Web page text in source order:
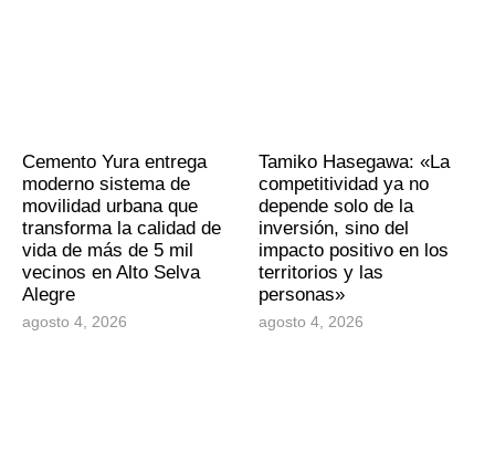
Cemento Yura entrega
moderno sistema de
movilidad urbana que
transforma la calidad de
vida de más de 5 mil
vecinos en Alto Selva
Alegre
agosto 4, 2026
Tamiko Hasegawa: «La
competitividad ya no
depende solo de la
inversión, sino del
impacto positivo en los
territorios y las
personas»
agosto 4, 2026